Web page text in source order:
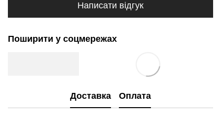
Написати відгук
Поширити у соцмережах
Доставка Оплата